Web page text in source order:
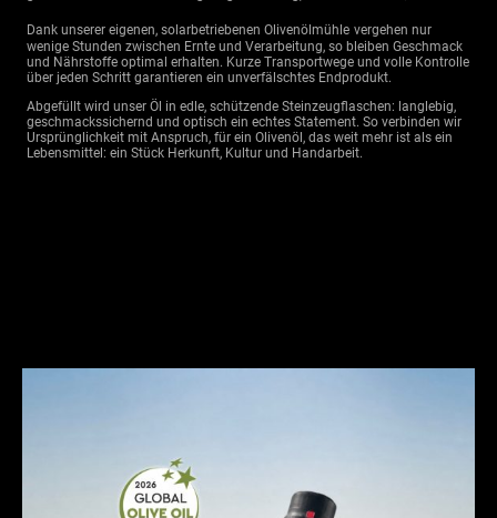
Dank unserer eigenen, solarbetriebenen Olivenölmühle vergehen nur
wenige Stunden zwischen Ernte und Verarbeitung, so bleiben Geschmack
und Nährstoffe optimal erhalten. Kurze Transportwege und volle Kontrolle
über jeden Schritt garantieren ein unverfälschtes Endprodukt.
Abgefüllt wird unser Öl in edle, schützende Steinzeugflaschen: langlebig,
geschmackssichernd und optisch ein echtes Statement. So verbinden wir
Ursprünglichkeit mit Anspruch, für ein Olivenöl, das weit mehr ist als ein
Lebensmittel: ein Stück Herkunft, Kultur und Handarbeit.